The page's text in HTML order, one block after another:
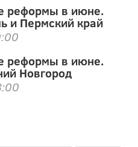
реформы в июне.
и Пермский край
реформы в июне.
Новгород